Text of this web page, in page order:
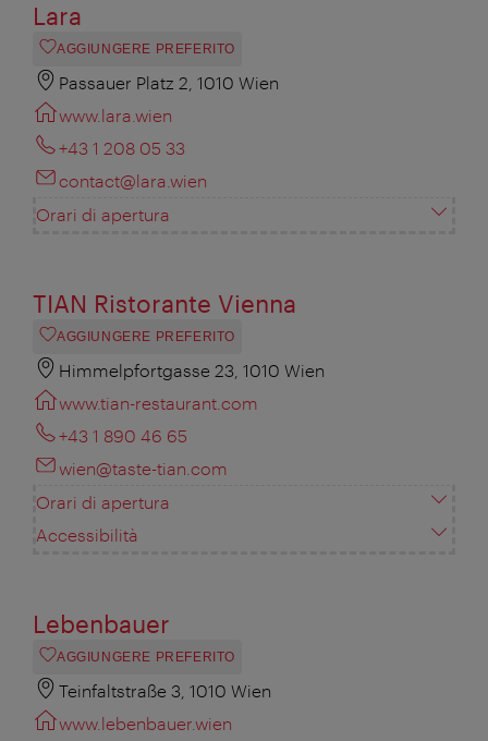
Lara
AGGIUNGERE PREFERITO
Passauer Platz 2, 1010 Wien
www.lara.wien
+43 1 208 05 33
contact@lara.wien
Orari di apertura
TIAN Ristorante Vienna
AGGIUNGERE PREFERITO
Himmelpfortgasse 23, 1010 Wien
www.tian-restaurant.com
+43 1 890 46 65
wien@taste-tian.com
Orari di apertura
Accessibilità
Lebenbauer
AGGIUNGERE PREFERITO
Teinfaltstraße 3, 1010 Wien
www.lebenbauer.wien